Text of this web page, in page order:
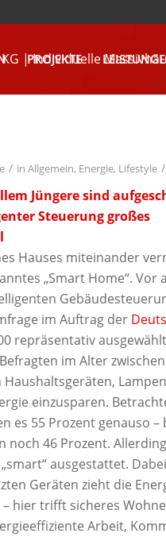
PROJEKTE
/ in Allgemein, Energie, Lifestyle /
Jüngere sind
Steuerung großes
Hauses miteinander
„Smart Home“. Vor
im Auftrag der
repräsentativ
im Alter
einzusparen.
es 55 Prozent genauso –
noch 46 Prozent.
ausgestattet.
Geräten zieht die
hier trifft sicheres
Arbeit,